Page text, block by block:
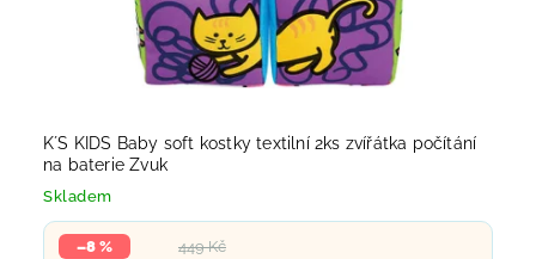
K´S KIDS Baby soft kostky textilní 2ks zvířátka počítání
na baterie Zvuk
Skladem
449 Kč
–8 %